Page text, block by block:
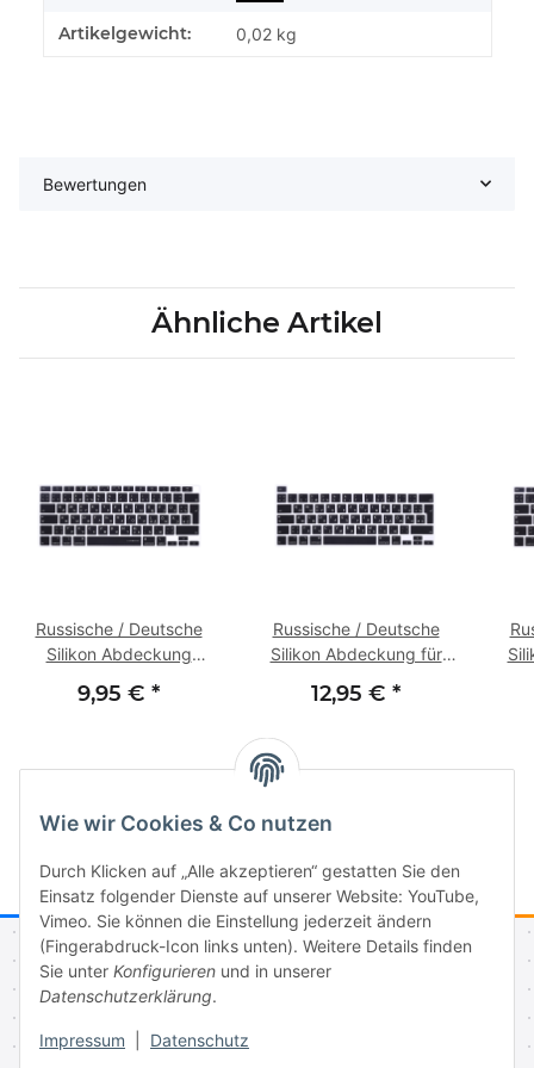
Wie wir Cookies & Co nutzen
Durch Klicken auf „Alle akzeptieren“ gestatten Sie den
Einsatz folgender Dienste auf unserer Website: YouTube,
Vimeo. Sie können die Einstellung jederzeit ändern
(Fingerabdruck-Icon links unten). Weitere Details finden
Sie unter Konfigurieren und in unserer
Datenschutzerklärung.
Impressum Datenschutz
Schreibausgangsposition leicht einnehmen können.
Artikelgewicht: 0,02 kg
Bewertungen
Ähnliche Artikel
Russische / Deutsche
Silikon Abdeckung
Air 13.3" (A2179 -
9,95 € *
Russische / Deutsche
Silikon Abdeckung für
(2019), Pro 13"
12,95 € *
Informationen
Gesetzliche Informationen